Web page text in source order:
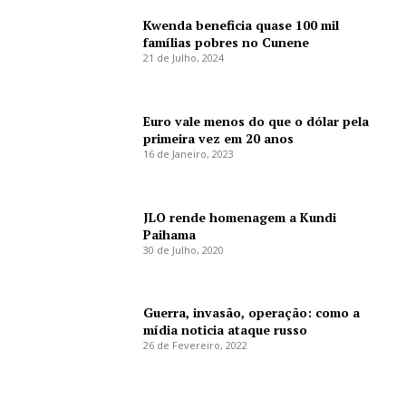
Kwenda beneficia quase 100 mil
famílias pobres no Cunene
21 de Julho, 2024
Euro vale menos do que o dólar pela
primeira vez em 20 anos
16 de Janeiro, 2023
JLO rende homenagem a Kundi
Paihama
30 de Julho, 2020
Guerra, invasão, operação: como a
mídia noticia ataque russo
26 de Fevereiro, 2022